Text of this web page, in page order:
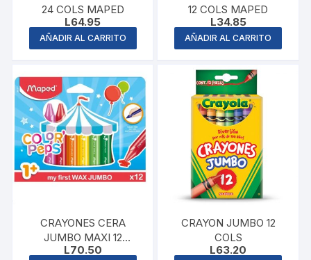
24 COLS MAPED
L64.95
AÑADIR AL CARRITO
12 COLS MAPED
L34.85
AÑADIR AL CARRITO
CRAYONES CERA
JUMBO MAXI 12
COLORES
L70.50
CRAYON JUMBO 12
COLS
L63.20